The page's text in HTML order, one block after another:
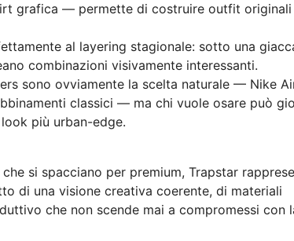
grafica — permette di costruire outfit originali
al layering stagionale: sotto una
combinazioni visivamente interessanti.
sono ovviamente la scelta naturale — Nike
classici — ma chi vuole osare può
più urban-edge.
si spacciano per premium, Trapstar
di una visione creativa coerente, di materiali
che non scende mai a compromessi con